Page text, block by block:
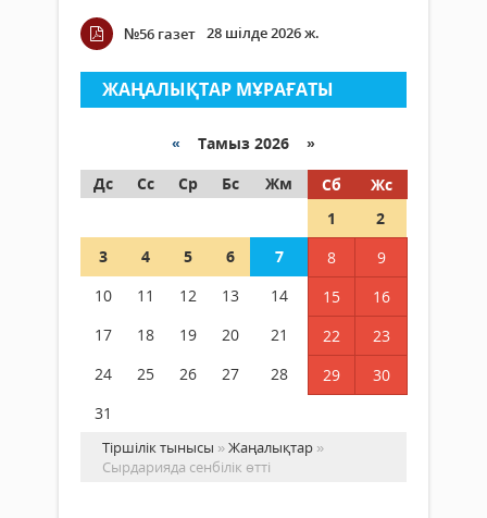
№56 газет 28 шілде 2026 ж.
ЖАҢАЛЫҚТАР МҰРАҒАТЫ
« Тамыз 2026 »
Дс
Сс Ср Бс Жм Сб
Жс
1
2
3
4 5 6 7 8
9
10
11 12 13 14 15
16
17
18 19 20 21 22
23
24
25 26 27 28 29
30
31
Тіршілік тынысы »Жаңалықтар »
Сырдарияда сенбілік өтті